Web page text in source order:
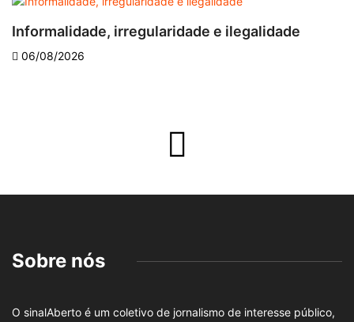
Informalidade, irregularidade e ilegalidade
06/08/2026
Sobre nós
O sinalAberto é um coletivo de jornalismo de interesse público,